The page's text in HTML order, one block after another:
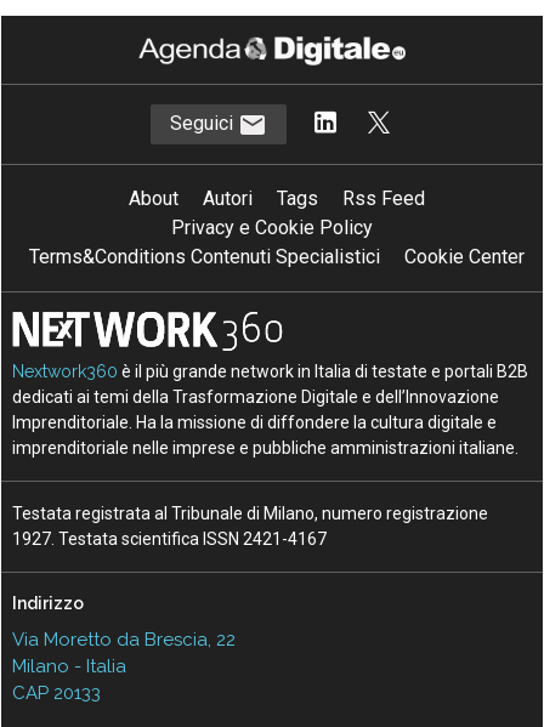
Seguici
About Autori Tags
Rss Feed
Privacy e Cookie Policy
Terms&Conditions Contenuti Specialistici
Cookie Center
Nextwork360 è il più grande network in Italia di testate e portali B2B
dedicati ai temi della Trasformazione Digitale e dell’Innovazione
Imprenditoriale. Ha la missione di diffondere la cultura digitale e
imprenditoriale nelle imprese e pubbliche amministrazioni italiane.
Testata registrata al Tribunale di Milano, numero registrazione
1927. Testata scientifica ISSN 2421-4167
Indirizzo
Via Moretto da Brescia, 22
Milano - Italia
CAP 20133